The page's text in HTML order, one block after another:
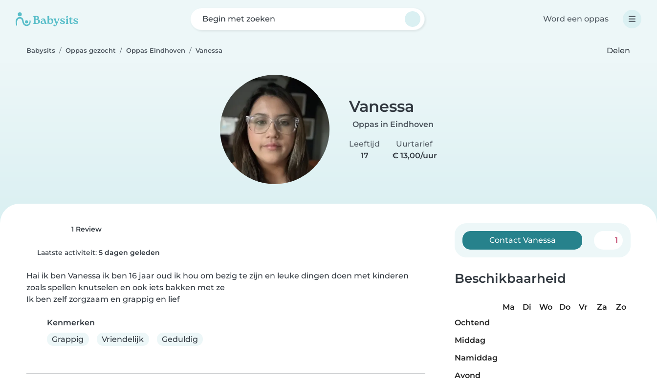
Begin met zoeken Word een oppas
Babysits Oppas gezocht Oppas Eindhoven Vanessa Delen
Vanessa
Oppas in Eindhoven
Leeftijd
17
Uurtarief
€ 13,00/uur
1 Review
Laatste activiteit: 5 dagen geleden
Hai ik ben Vanessa ik ben 16 jaar oud ik hou om bezig te zijn en leuke dingen doen met kinderen
zoals spellen knutselen en ook iets bakken met ze
Ik ben zelf zorgzaam en grappig en lief
Kenmerken
Grappig
Vriendelijk Geduldig
Contact Vanessa 1
Beschikbaarheid
Ma Di Wo Do Vr Za
Zo
Ochtend
Middag
Namiddag
Avond